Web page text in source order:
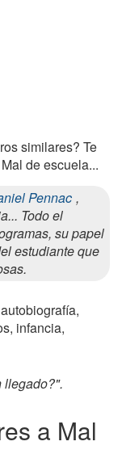
similares? Te
de escuela...
Pennac ,
Todo el
su papel
estudiante que
infancia,
llegado?".
a Mal